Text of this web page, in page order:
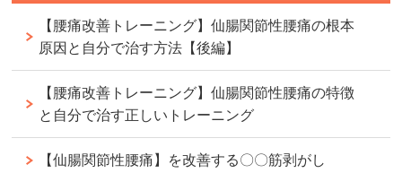
【腰痛改善トレーニング】仙腸関節性腰痛の根本
原因と自分で治す方法【後編】
【腰痛改善トレーニング】仙腸関節性腰痛の特徴
と自分で治す正しいトレーニング
【仙腸関節性腰痛】を改善する〇〇筋剥がし